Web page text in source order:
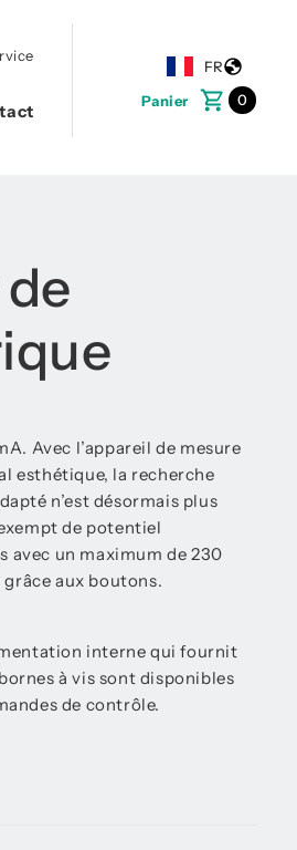
FR
Panier
0
Avec l’appareil de mesure
esthétique, la recherche
n’est désormais plus
de potentiel
avec un maximum de 230
grâce aux boutons.
interne qui fournit
à vis sont disponibles
de contrôle.